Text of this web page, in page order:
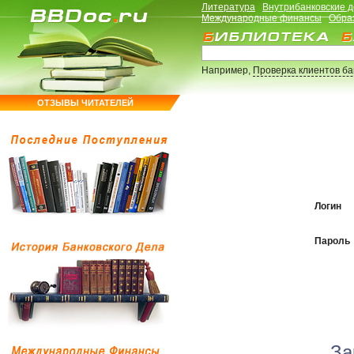
ОТЗЫВЫ ЧИТАТЕЛЕЙ
Литература
Внутрибанковские
Международные финансы
Например,Проверка клиентов
Логин
Пароль